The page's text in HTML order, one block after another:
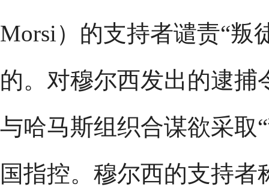
Morsi）的支持者谴责“叛
的。对穆尔西发出的逮
与哈马斯组织合谋欲采取
国指控。穆尔西的支持